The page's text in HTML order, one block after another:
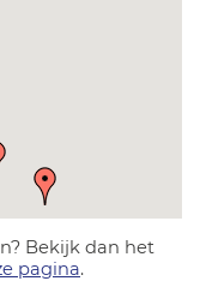
Bekijk dan het
pagina.